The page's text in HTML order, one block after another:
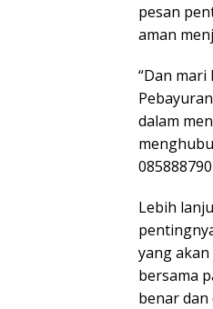
pesan
aman
“Dan
dalam
Lebih
yang
bersama
benar dan